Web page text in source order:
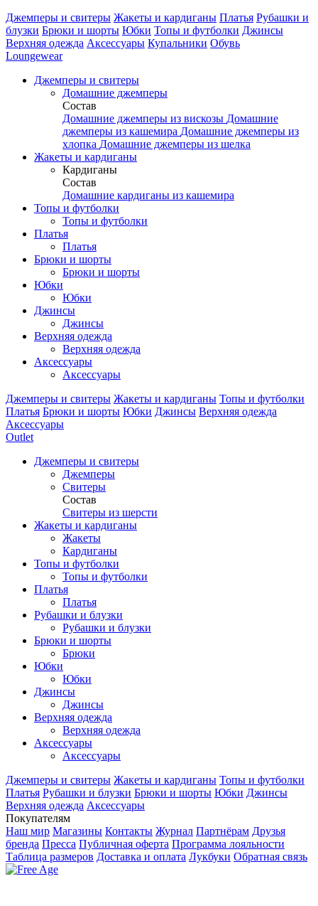
Джемперы и свитеры Жакеты и кардиганы Платья Рубашки и
блузки Брюки и шорты Юбки Топы и футболки Джинсы
Верхняя одежда Аксесcуары Купальники Обувь
Loungewear
Джемперы и свитеры
Домашние джемперы
Состав
Домашние джемперы из вискозы Домашние
джемперы из кашемира Домашние джемперы из
хлопка Домашние джемперы из шелка
Жакеты и кардиганы
Кардиганы
Состав
Домашние кардиганы из кашемира
Топы и футболки
Топы и футболки
Платья
Платья
Брюки и шорты
Брюки и шорты
Юбки
Юбки
Джинсы
Джинсы
Верхняя одежда
Верхняя одежда
Аксессуары
Аксессуары
Джемперы и свитеры Жакеты и кардиганы Топы и футболки
Платья Брюки и шорты Юбки Джинсы Верхняя одежда
Аксессуары
Outlet
Джемперы и свитеры
Джемперы
Свитеры
Состав
Свитеры из шерсти
Жакеты и кардиганы
Жакеты
Кардиганы
Топы и футболки
Топы и футболки
Платья
Платья
Рубашки и блузки
Рубашки и блузки
Брюки и шорты
Брюки
Юбки
Юбки
Джинсы
Джинсы
Верхняя одежда
Верхняя одежда
Аксесcуары
Аксесcуары
Джемперы и свитеры Жакеты и кардиганы Топы и футболки
Платья Рубашки и блузки Брюки и шорты Юбки Джинсы
Верхняя одежда Аксесcуары
Покупателям
Наш мир Магазины Контакты Журнал Партнёрам Друзья
бренда Пресса Публичная оферта Программа лояльности
Таблица размеров Доставка и оплата Лукбуки Обратная связь